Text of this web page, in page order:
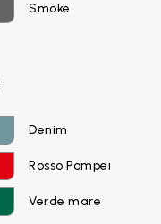
Smoke
Denim
Rosso Pompei
Verde mare